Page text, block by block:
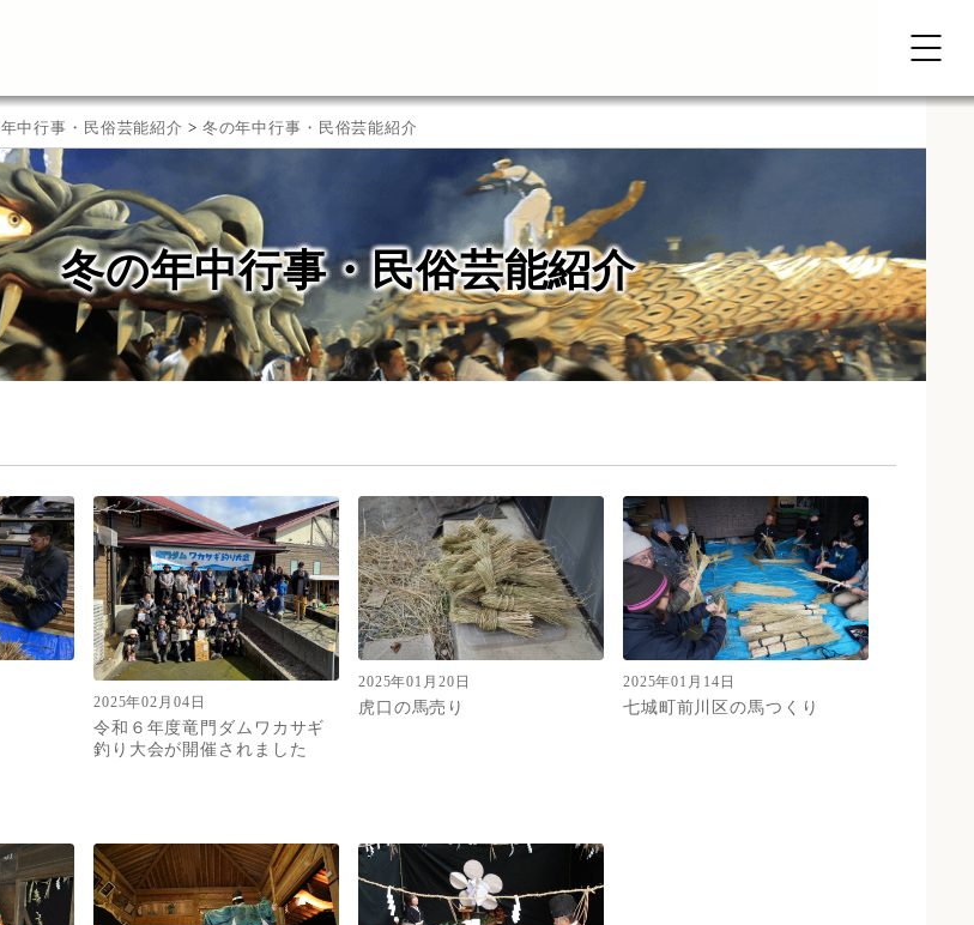
年中行事・民俗芸能紹介 > 冬の年中行事・民俗芸能紹介
冬の年中行事・民俗芸能紹介
2025年02月04日
令和６年度竜門ダムワカサギ
釣り大会が開催されました
2025年01月20日
虎口の馬売り
2025年01月14日
七城町前川区の馬つくり